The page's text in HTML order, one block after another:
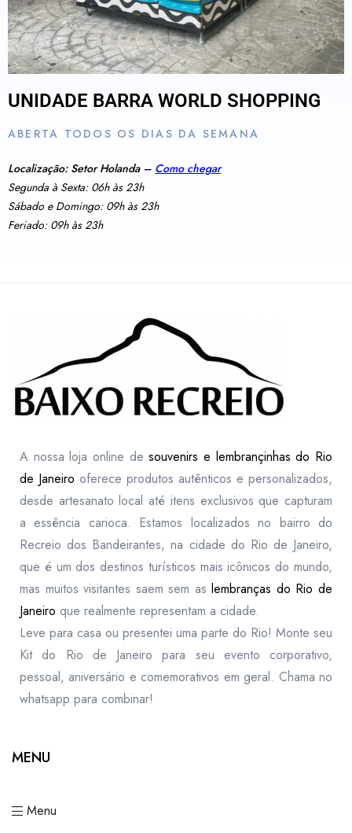
UNIDADE BARRA WORLD SHOPPING
ABERTA TODOS OS DIAS DA SEMANA
Localização: Setor Holanda – Como chegar
Segunda à Sexta: 06h às 23h
Sábado e Domingo: 09h às 23h
Feriado: 09h às 23h
A nossa loja online desouvenirs e lembrançinhas do Rio
de Janeiro oferece produtos autênticos e personalizados,
desde artesanato local até itens exclusivos que capturam
a essência carioca. Estamos localizados no bairro do
Recreio dos Bandeirantes, na cidade do Rio de Janeiro,
que é um dos destinos turísticos mais icônicos do mundo,
mas muitos visitantes saem sem aslembranças do Rio de
Janeiro que realmente representam a cidade.
Leve para casa ou presentei uma parte do Rio! Monte seu
Kit do Rio de Janeiro para seu evento corporativo,
pessoal, aniversário e comemorativos em geral. Chama no
whatsapp para combinar!
MENU
Menu